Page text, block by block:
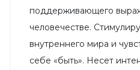
поддерживающего
человечестве.
внутреннего мира и
себе «быть». Несет